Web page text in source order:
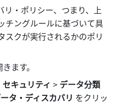
・ポリシー、つまり、上
チングルールに基づいて具
スクが実行されるかのポリ
ます。
セキュリティ > データ分類
タ・ディスカバリ をクリッ